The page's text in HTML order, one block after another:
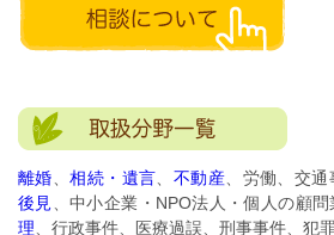
離婚 、相続・遺言 不動産 、労働、交
後見
、中小企業・NPO法人・個人の顧
理 、行政事件、医療過誤、刑事事件、犯